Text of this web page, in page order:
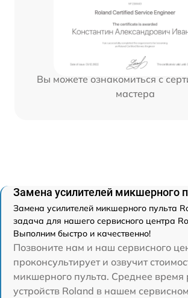
Вы можете ознакомиться с
мастера
Замена усилителей микшерного
Замена усилителей микшерного пульта
задача для нашего сервисного центра
Выполним быстро и качественно!
Позвоните нам и наш сервисного
проконсультирует и озвучит
микшерного пульта. Среднее время
устройств Roland в нашем